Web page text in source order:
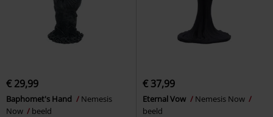
€ 29,99
Baphomet's Hand
Nemesis
Now
beeld
€ 37,99
Eternal Vow
Nemesis Now
beeld